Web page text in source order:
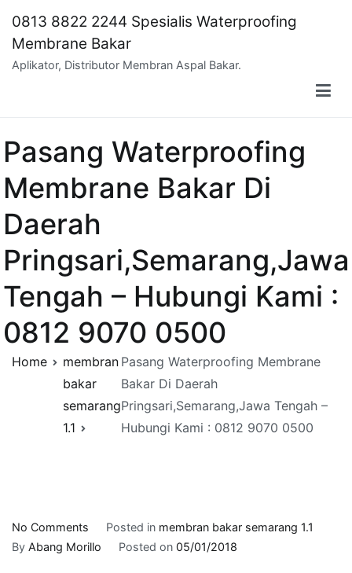
content
0813 8822 2244 Spesialis Waterproofing
Membrane Bakar
Aplikator, Distributor Membran Aspal Bakar.
Pasang Waterproofing
Membrane Bakar Di
Daerah
Pringsari,Semarang,Jawa
Tengah – Hubungi Kami :
0812 9070 0500
Home
membran
bakar
semarang
1.1
Pasang Waterproofing Membrane
Bakar Di Daerah
Pringsari,Semarang,Jawa Tengah –
Hubungi Kami : 0812 9070 0500
No Comments
Pasang
Posted in membran bakar semarang 1.1
By Abang Morillo Posted on 05/01/2018